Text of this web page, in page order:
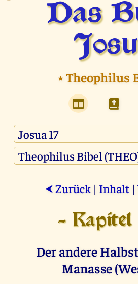
Das
⭑Theophilus
⮜ Zurück | Inhalt |
- Kapitel
Der andere
Manasse